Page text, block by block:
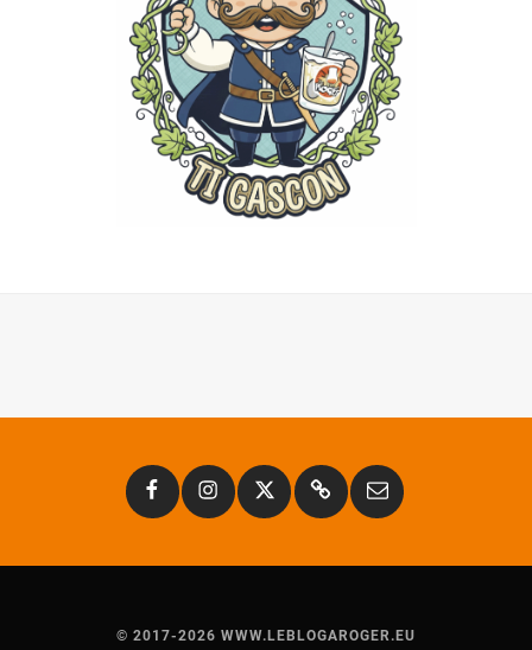
FacebookInstagramTwitterSubstackEmail
© 2017-2026 WWW.LEBLOGAROGER.EU